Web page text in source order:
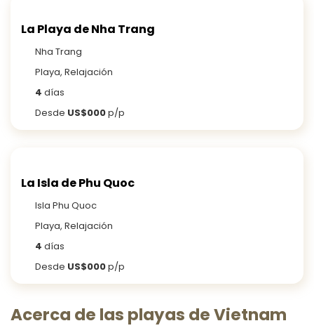
La Playa de Nha Trang
Nha Trang
Playa, Relajación
4 días
Desde US$000p/p
La Isla de Phu Quoc
Isla Phu Quoc
Playa, Relajación
4 días
Desde US$000p/p
Acerca de las playas de Vietnam